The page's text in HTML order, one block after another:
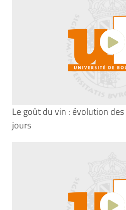
Le goût du vin : évolution
jours